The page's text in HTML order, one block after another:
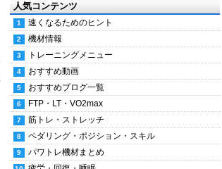
人気コンテンツ
速くなるためのヒント
機材情報
トレーニングメニュー
おすすめ動画
おすすめブログ一覧
FTP・LT・VO2max
筋トレ・ストレッチ
ペダリング・ポジション・スキル
パワトレ機材まとめ